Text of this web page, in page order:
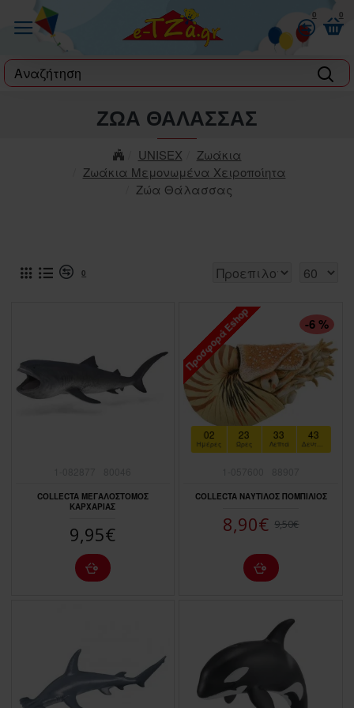
0 0
label
UNISEX
Ζωάκια
Ζωάκια Μεμονωμένα Χειροποίητα
Ζώα Θάλασσας
ΖΏΑ ΘΆΛΑΣΣΑΣ
0
COLLECTA ΜΕΓΑΛΟΣΤΟΜΟΣ
ΚΑΡΧΑΡΙΑΣ
9,95€
ΠΤΏΣΗ ΤΙΜΉΣ
Προσφορά Eshop -6 %
02
Ημέρες
23
Ώρες
33
Λεπτά
43
Δευτερόλεπτα
COLLECTA ΝΑΥΤΙΛΟΣ ΠΟΜΠΙΛΙΟΣ
8,90€ 9,50€